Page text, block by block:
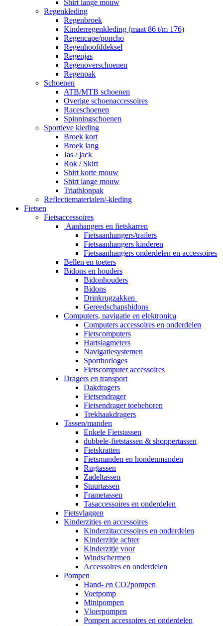
Shirt lange mouw
Regenkleding
Regenbroek
Kinderregenkleding (maat 86 t/m 176)
Regencape/poncho
Regenhoofddeksel
Regenjas
Regenoverschoenen
Regenpak
Schoenen
ATB/MTB schoenen
Overige schoenaccessoires
Raceschoenen
Spinningschoenen
Sportieve kleding
Broek kort
Broek lang
Jas / jack
Rok / Skirt
Shirt korte mouw
Shirt lange mouw
Triathlonpak
Reflectiematerialen/-kleding
Fietsen
Fietsaccessoires
Aanhangers en fietskarren
Fietsaanhangers/trailers
Fietsaanhangers kinderen
Fietsaanhangers onderdelen en accessoires
Bellen en toeters
Bidons en houders
Bidonhouders
Bidons
Drinkrugzakken
Gereedschapsbidons
Computers, navigatie en elektronica
Computers accessoires en onderdelen
Fietscomputers
Hartslagmeters
Navigatiesystemen
Sporthorloges
Fietscomputer accessoires
Dragers en transport
Dakdragers
Fietsendrager
Fietsendrager toebehoren
Trekhaakdragers
Tassen/manden
Enkele Fietstassen
dubbele-fietstassen & shoppertassen
Fietskratten
Fietsmanden en hondenmanden
Rugtassen
Zadeltassen
Stuurtassen
Frametassen
Tasaccessoires en onderdelen
Fietsvlaggen
Kinderzitjes en accessoires
Kinderzitaccessoires en onderdelen
Kinderzitje achter
Kinderzitje voor
Windschermen
Accessoires en onderdelen
Pompen
Hand- en CO2pompen
Voetpomp
Minipompen
Vloerpompen
Pompen accessoires en onderdelen